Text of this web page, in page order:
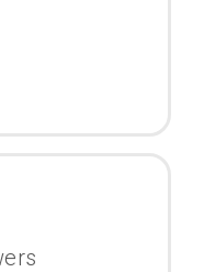
Hizmeti